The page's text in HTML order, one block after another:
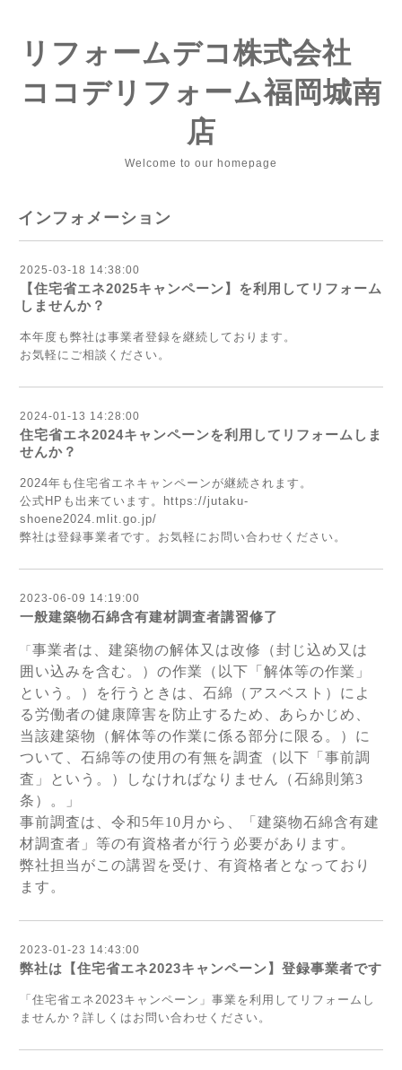
リフォームデコ株式会社
ココデリフォーム福岡城南
店
Welcome to our homepage
インフォメーション
2025-03-18 14:38:00
【住宅省エネ2025キャンペーン】を利用してリフォーム
しませんか？
本年度も弊社は事業者登録を継続しております。
お気軽にご相談ください。
2024-01-13 14:28:00
住宅省エネ2024キャンペーンを利用してリフォームしま
せんか？
2024年も住宅省エネキャンペーンが継続されます。
公式HPも出来ています。
https://jutaku-
shoene2024.mlit.go.jp/
弊社は登録事業者です。お気軽にお問い合わせください。
2023-06-09 14:19:00
一般建築物石綿含有建材調査者講習修了
「 事業者は、建築物の解体又は改修（封じ込め又は
囲い込みを含む。）の作業（以下「解体等の作業」
という。）を行うときは、石綿（アスベスト）によ
る労働者の健康障害を防止するため、あらかじめ、
当該建築物（解体等の作業に係る部分に限る。）に
ついて、石綿等の使用の有無を調査（以下「事前調
査」という。）しなければなりません（石綿則第3
条）。」
事前調査は、令和5年10月から、「建築物石綿含有建
材調査者」等の有資格者が行う必要があります。
弊社担当がこの講習を受け、有資格者となっており
ます。
2023-01-23 14:43:00
弊社は【住宅省エネ2023キャンペーン】登録事業者です
「住宅省エネ2023キャンペーン」事業を利用してリフォームし
ませんか？詳しくはお問い合わせください。